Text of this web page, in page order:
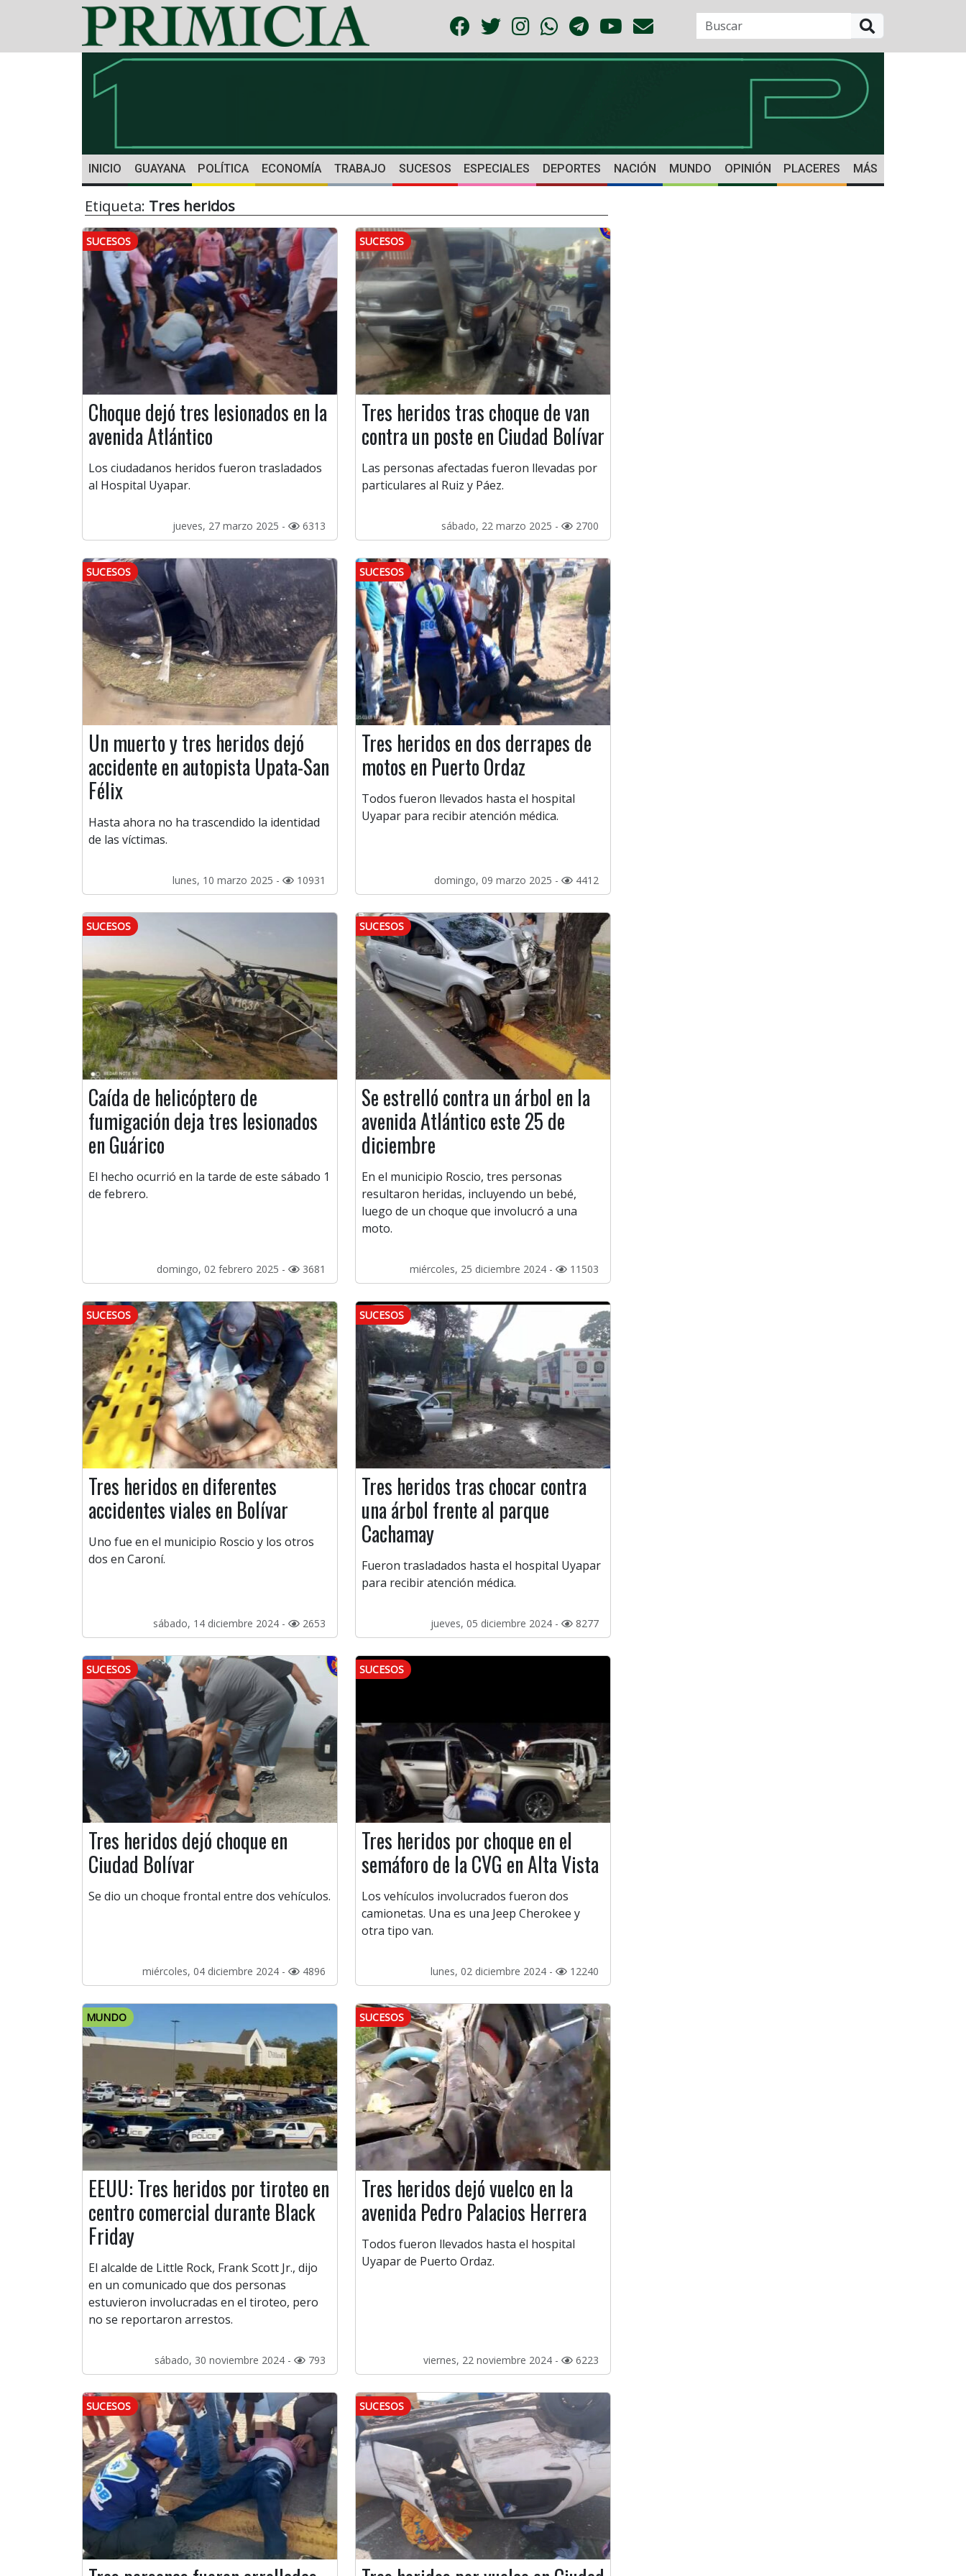
INICIO GUAYANA POLÍTICA ECONOMÍA TRABAJO SUCESOS ESPECIALES DEPORTES NACIÓN MUNDO OPINIÓN PLACERES MÁS
Etiqueta: Tres heridos
SUCESOS
Choque dejó tres lesionados en la
avenida Atlántico
Los ciudadanos heridos fueron trasladados
al Hospital Uyapar.
jueves, 27 marzo 2025 - 6313
SUCESOS
Tres heridos tras choque de van
contra un poste en Ciudad Bolívar
Las personas afectadas fueron llevadas por
particulares al Ruiz y Páez.
sábado, 22 marzo 2025 - 2700
SUCESOS
Un muerto y tres heridos dejó
accidente en autopista Upata-San
Félix
Hasta ahora no ha trascendido la identidad
de las víctimas.
lunes, 10 marzo 2025 - 10931
SUCESOS
Tres heridos en dos derrapes de
motos en Puerto Ordaz
Todos fueron llevados hasta el hospital
Uyapar para recibir atención médica.
domingo, 09 marzo 2025 - 4412
SUCESOS
Caída de helicóptero de
fumigación deja tres lesionados
en Guárico
El hecho ocurrió en la tarde de este sábado 1
de febrero.
domingo, 02 febrero 2025 - 3681
SUCESOS
Se estrelló contra un árbol en la
avenida Atlántico este 25 de
diciembre
En el municipio Roscio, tres personas
resultaron heridas, incluyendo un bebé,
luego de un choque que involucró a una
moto.
miércoles, 25 diciembre 2024 - 11503
SUCESOS
Tres heridos en diferentes
accidentes viales en Bolívar
Uno fue en el municipio Roscio y los otros
dos en Caroní.
sábado, 14 diciembre 2024 - 2653
SUCESOS
Tres heridos tras chocar contra
una árbol frente al parque
Cachamay
Fueron trasladados hasta el hospital Uyapar
para recibir atención médica.
jueves, 05 diciembre 2024 - 8277
SUCESOS
Tres heridos dejó choque en
Ciudad Bolívar
Se dio un choque frontal entre dos vehículos.
miércoles, 04 diciembre 2024 - 4896
SUCESOS
Tres heridos por choque en el
semáforo de la CVG en Alta Vista
Los vehículos involucrados fueron dos
camionetas. Una es una Jeep Cherokee y
otra tipo van.
lunes, 02 diciembre 2024 - 12240
MUNDO
EEUU: Tres heridos por tiroteo en
centro comercial durante Black
Friday
El alcalde de Little Rock, Frank Scott Jr., dijo
en un comunicado que dos personas
estuvieron involucradas en el tiroteo, pero
no se reportaron arrestos.
sábado, 30 noviembre 2024 - 793
SUCESOS
Tres heridos dejó vuelco en la
avenida Pedro Palacios Herrera
Todos fueron llevados hasta el hospital
Uyapar de Puerto Ordaz.
viernes, 22 noviembre 2024 - 6223
SUCESOS SUCESOS